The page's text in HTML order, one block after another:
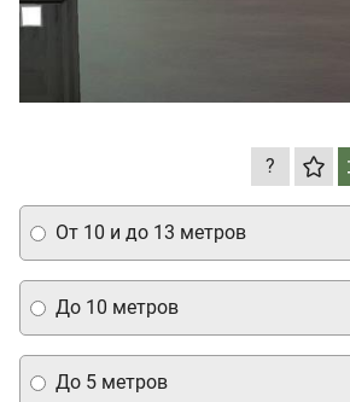
?
До 5 метров
От 10 и до 13 метров
До 10 метров